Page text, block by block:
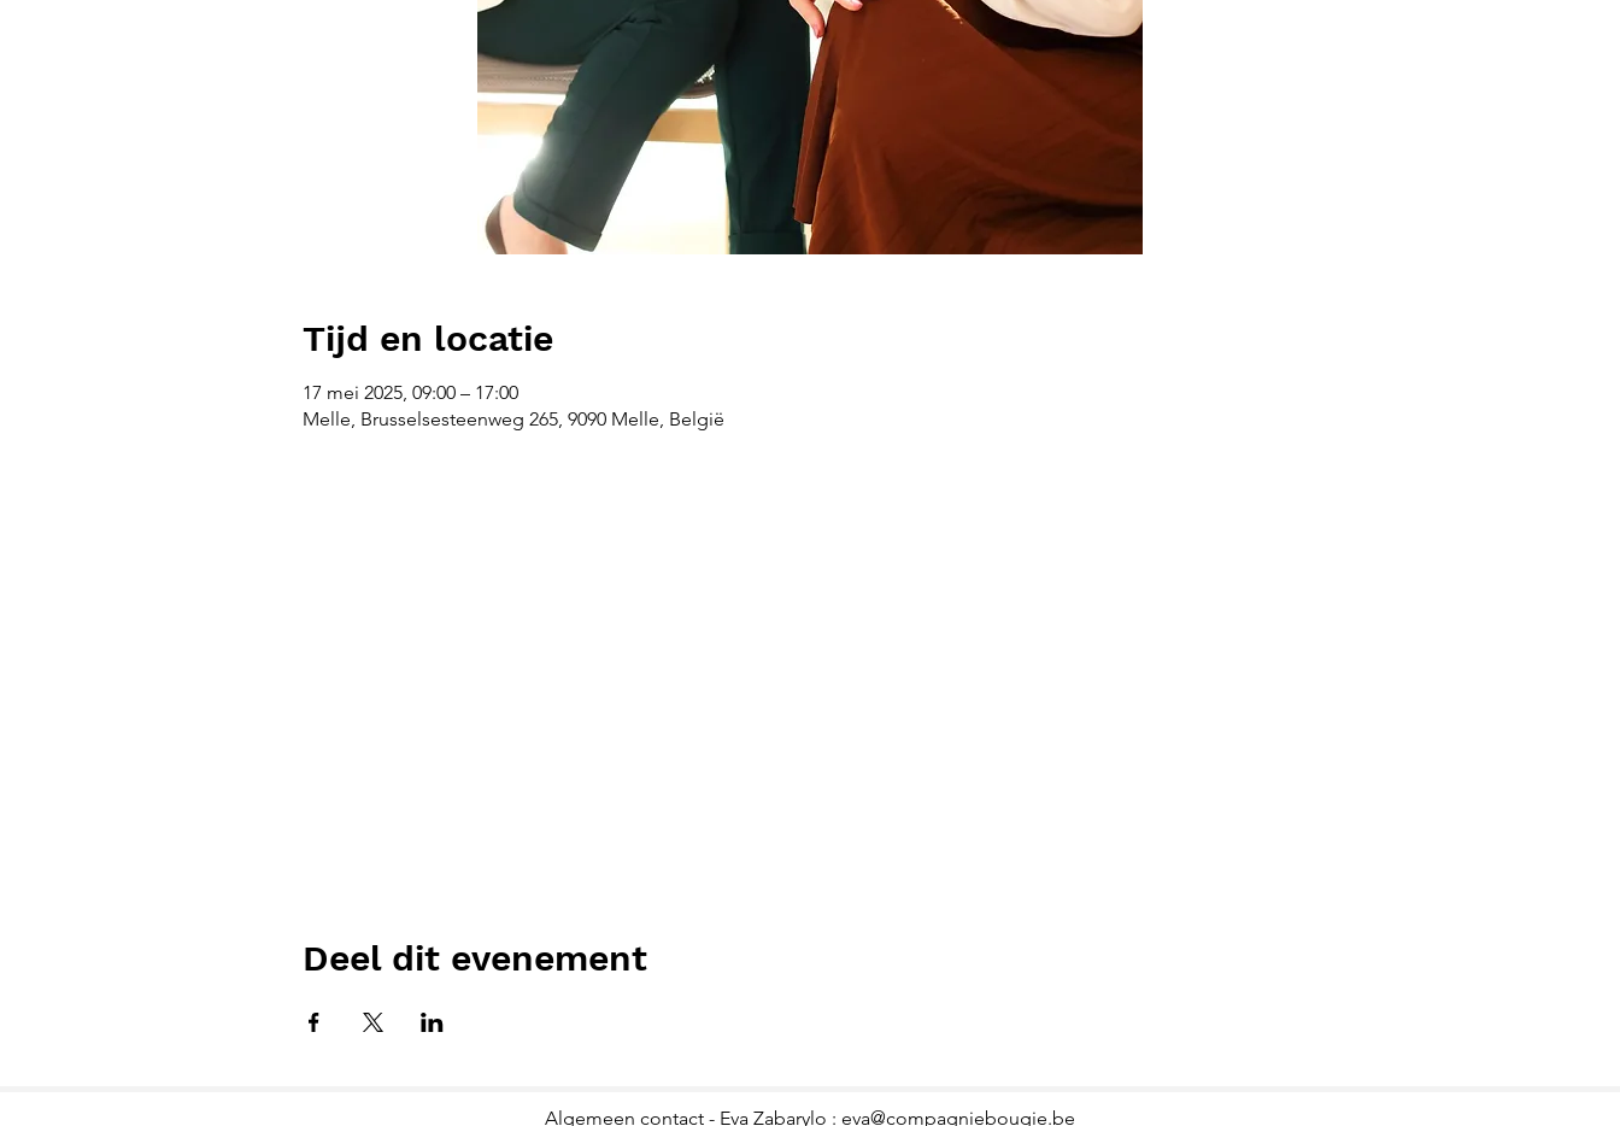
Tijd en locatie
17 mei 2025, 09:00 – 17:00
Melle, Brusselsesteenweg 265, 9090 Melle, België
Deel dit evenement
Algemeen contact - Eva Zabarylo : eva@compagniebougie.be